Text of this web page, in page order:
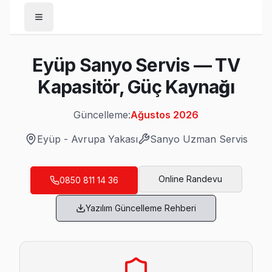
/Eyüp
/Sanyo
Son Güncelleme:Ağustos 2026
Eyüp'da Mahalle Mahalle Sanyo TV Servis
Ağaçlı Sanyo Servis
Eyüp Sanyo Servis — TV
Kapasitör, Güç Kaynağı
Güncelleme:Ağustos 2026
Eyüp - Avrupa Yakası Sanyo Uzman Servis
0850 811 14 36 Online Randevu
Yazılım Güncelleme Rehberi